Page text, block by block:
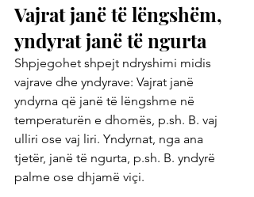
Vajrat janë të lëngshëm,
yndyrat janë të ngurta
Shpjegohet shpejt ndryshimi midis
vajrave dhe yndyrave: Vajrat janë
yndyrna që janë të lëngshme në
temperaturën e dhomës, p.sh. B. vaj
ulliri ose vaj liri. Yndyrnat, nga ana
tjetër, janë të ngurta, p.sh. B. yndyrë
palme ose dhjamë viçi.